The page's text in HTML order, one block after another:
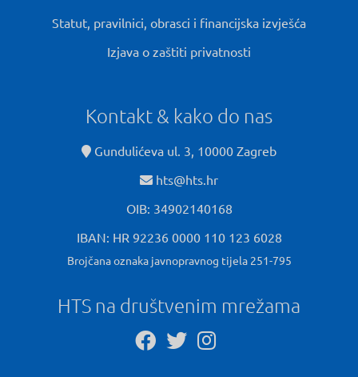
Statut, pravilnici, obrasci i financijska izvješća
Izjava o zaštiti privatnosti
Kontakt & kako do nas
Gundulićeva ul. 3, 10000 Zagreb
hts@hts.hr
OIB: 34902140168
IBAN: HR 92236 0000 110 123 6028
Brojčana oznaka javnopravnog tijela 251-795
HTS na društvenim mrežama